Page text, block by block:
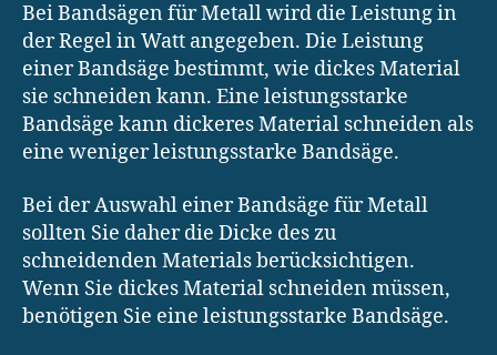
Bei Bandsägen für Metall wird die Leistung in
der Regel in Watt angegeben. Die Leistung
einer Bandsäge bestimmt, wie dickes Material
sie schneiden kann. Eine leistungsstarke
Bandsäge kann dickeres Material schneiden als
eine weniger leistungsstarke Bandsäge.
Bei der Auswahl einer Bandsäge für Metall
sollten Sie daher die Dicke des zu
schneidenden Materials berücksichtigen.
Wenn Sie dickes Material schneiden müssen,
benötigen Sie eine leistungsstarke Bandsäge.